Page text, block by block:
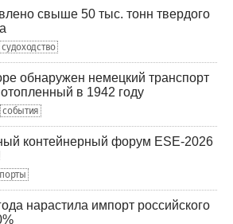
свыше 50 тыс. тонн твердого
судоходство
обнаружен немецкий транспорт
в 1942 году
события
контейнерный форум ESE-2026
порты
нарастила импорт российского